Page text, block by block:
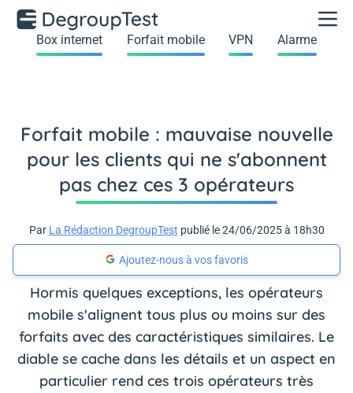
Box internet Forfait mobile VPN Alarme
Forfait mobile : mauvaise nouvelle
pour les clients qui ne s'abonnent
pas chez ces 3 opérateurs
Par La Rédaction DegroupTest publié le 24/06/2025 à 18h30
Ajoutez-nous à vos favoris
Hormis quelques exceptions, les opérateurs
mobile s'alignent tous plus ou moins sur des
forfaits avec des caractéristiques similaires. Le
diable se cache dans les détails et un aspect en
particulier rend ces trois opérateurs très